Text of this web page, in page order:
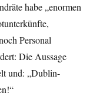
habe „enormen
Personal
Die Aussage
und: „Dublin-